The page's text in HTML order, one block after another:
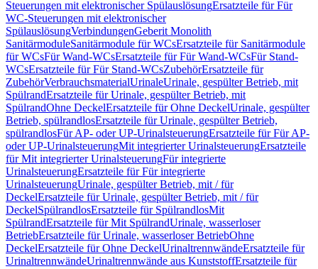
Steuerungen mit elektronischer SpülauslösungErsatzteile für Für
WC-Steuerungen mit elektronischer
SpülauslösungVerbindungenGeberit Monolith
SanitärmoduleSanitärmodule für WCsErsatzteile für Sanitärmodule
für WCsFür Wand-WCsErsatzteile für Für Wand-WCsFür Stand-
WCsErsatzteile für Für Stand-WCsZubehörErsatzteile für
ZubehörVerbrauchsmaterialUrinaleUrinale, gespülter Betrieb, mit
SpülrandErsatzteile für Urinale, gespülter Betrieb, mit
SpülrandOhne DeckelErsatzteile für Ohne DeckelUrinale, gespülter
Betrieb, spülrandlosErsatzteile für Urinale, gespülter Betrieb,
spülrandlosFür AP- oder UP-UrinalsteuerungErsatzteile für Für AP-
oder UP-UrinalsteuerungMit integrierter UrinalsteuerungErsatzteile
für Mit integrierter UrinalsteuerungFür integrierte
UrinalsteuerungErsatzteile für Für integrierte
UrinalsteuerungUrinale, gespülter Betrieb, mit / für
DeckelErsatzteile für Urinale, gespülter Betrieb, mit / für
DeckelSpülrandlosErsatzteile für SpülrandlosMit
SpülrandErsatzteile für Mit SpülrandUrinale, wasserloser
BetriebErsatzteile für Urinale, wasserloser BetriebOhne
DeckelErsatzteile für Ohne DeckelUrinaltrennwändeErsatzteile für
UrinaltrennwändeUrinaltrennwände aus KunststoffErsatzteile für